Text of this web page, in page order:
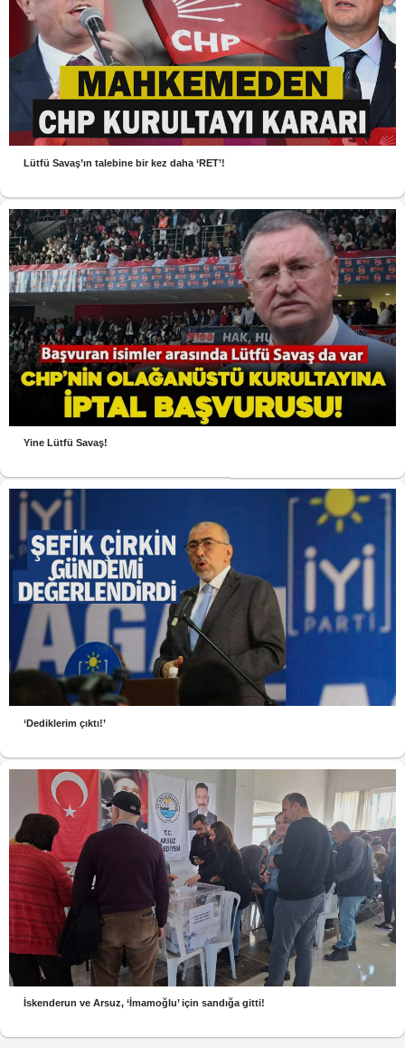
Lütfü Savaş’ın talebine bir kez daha ‘RET’!
Yine Lütfü Savaş!
‘Dediklerim çıktı!’
İskenderun ve Arsuz, ‘İmamoğlu’ için sandığa gitti!